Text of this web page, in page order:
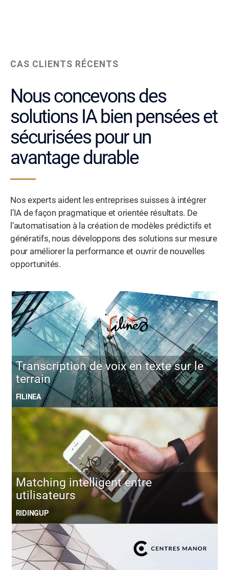
CAS CLIENTS RÉCENTS
Nous concevons des
solutions IA bien pensées et
sécurisées pour un
avantage durable
Nos experts aident les entreprises suisses à intégrer
l’IA de façon pragmatique et orientée résultats. De
l’automatisation à la création de modèles prédictifs et
génératifs, nous développons des solutions sur mesure
pour améliorer la performance et ouvrir de nouvelles
opportunités.
Transcription de voix en texte sur le
terrain
FILINEA
Matching intelligent entre
utilisateurs
RIDINGUP